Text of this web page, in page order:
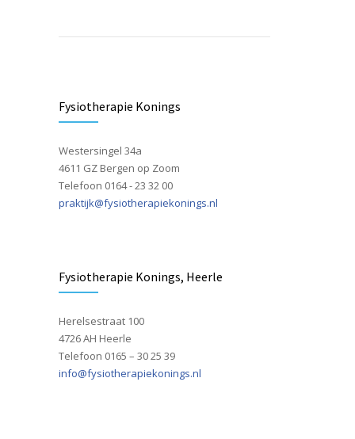
Fysiotherapie Konings
Westersingel 34a
4611 GZ Bergen op Zoom
Telefoon 0164 - 23 32 00
praktijk@fysiotherapiekonings.nl
Fysiotherapie Konings, Heerle
Herelsestraat 100
4726 AH Heerle
Telefoon 0165 – 30 25 39
info@fysiotherapiekonings.nl